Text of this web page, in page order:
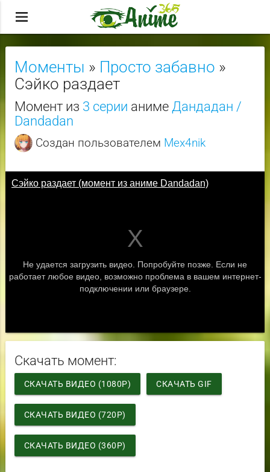
menu
Моменты » Просто забавно »
Сэйко раздает
Момент из 3 серии аниме Дандадан /
Dandadan
Создан пользователем Mex4nik
Скачать момент:
СКАЧАТЬ ВИДЕО (1080P) СКАЧАТЬ GIF
СКАЧАТЬ ВИДЕО (720P)
СКАЧАТЬ ВИДЕО (360P)